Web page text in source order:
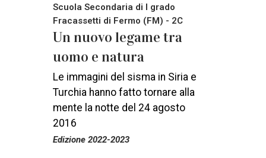
Scuola Secondaria di I grado
Fracassetti di Fermo (FM) - 2C
Un nuovo legame tra
uomo e natura
Le immagini del sisma in Siria e
Turchia hanno fatto tornare alla
mente la notte del 24 agosto
2016
Edizione 2022-2023